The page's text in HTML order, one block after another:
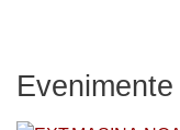
Evenimente